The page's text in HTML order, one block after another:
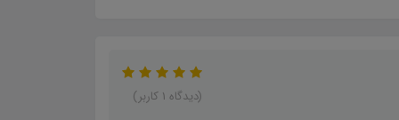
(دیدگاه 1 کاربر)